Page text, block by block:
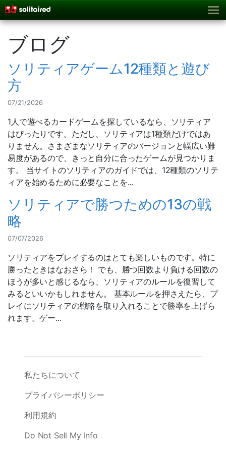
ブログ
ソリティアゲーム12種類と遊び
方
07/21/2026
1人で遊べるカードゲームを探しているなら、ソリティア
はぴったりです。ただし、ソリティアは1種類だけではあ
りません。さまざまなソリティアのバージョンと幅広い難
易度があるので、きっと自分に合ったゲームが見つかりま
す。 当サイトのソリティアのガイドでは、12種類のソリテ
ィアを始めるために必要なことを...
ソリティアで勝つための13の戦
略
07/07/2026
ソリティアをプレイするのはとても楽しいものです。特に
勝ったときはなおさら！ でも、勝つ回数より負ける回数の
ほうが多いと感じるなら、ソリティアのルールを復習して
みるといいかもしれません。 基本ルールを押さえたら、プ
レイにソリティアの戦略を取り入れることで勝率を上げら
れます。ゲー...
私たちについて
プライバシーポリシー
利用規約
Do Not Sell My Info